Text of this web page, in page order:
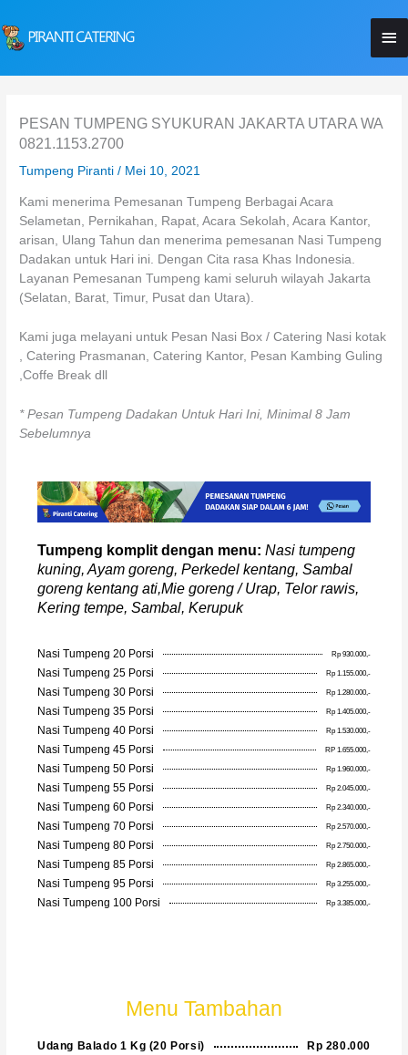
ke
konten
PESAN TUMPENG SYUKURAN JAKARTA UTARA WA
0821.1153.2700
Tumpeng Piranti / Mei 10, 2021
Kami menerima Pemesanan Tumpeng Berbagai Acara
Selametan, Pernikahan, Rapat, Acara Sekolah, Acara Kantor,
arisan, Ulang Tahun dan menerima pemesanan Nasi Tumpeng
Dadakan untuk Hari ini. Dengan Cita rasa Khas Indonesia.
Layanan Pemesanan Tumpeng kami seluruh wilayah Jakarta
(Selatan, Barat, Timur, Pusat dan Utara).
Kami juga melayani untuk Pesan Nasi Box / Catering Nasi kotak
, Catering Prasmanan, Catering Kantor, Pesan Kambing Guling
,Coffe Break dll
* Pesan Tumpeng Dadakan Untuk Hari Ini, Minimal 8 Jam
Sebelumnya
Tumpeng komplit dengan menu: Nasi tumpeng
kuning, Ayam goreng, Perkedel kentang, Sambal
goreng kentang ati,Mie goreng / Urap, Telor rawis,
Kering tempe, Sambal, Kerupuk
Nasi Tumpeng 20 Porsi Rp 930.000,-
Nasi Tumpeng 25 Porsi Rp 1.155.000,-
Nasi Tumpeng 30 Porsi Rp 1.280.000,-
Nasi Tumpeng 35 Porsi Rp 1.405.000,-
Nasi Tumpeng 40 Porsi Rp 1.530.000,-
Nasi Tumpeng 45 Porsi RP 1.655.000,-
Nasi Tumpeng 50 Porsi Rp 1.960.000,-
Nasi Tumpeng 55 Porsi Rp 2.045.000,-
Nasi Tumpeng 60 Porsi Rp 2.340.000,-
Nasi Tumpeng 70 Porsi Rp 2.570.000,-
Nasi Tumpeng 80 Porsi Rp 2.750.000,-
Nasi Tumpeng 85 Porsi Rp 2.865.000,-
Nasi Tumpeng 95 Porsi Rp 3.255.000,-
Nasi Tumpeng 100 Porsi Rp 3.385.000,-
Menu Tambahan
Udang Balado 1 Kg (20 Porsi) Rp 280.000